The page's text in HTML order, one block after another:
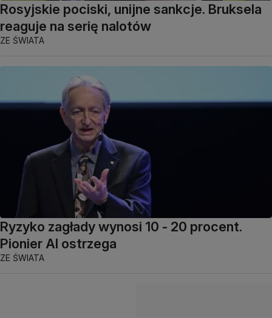
Rosyjskie pociski, unijne sankcje. Bruksela
reaguje na serię nalotów
ZE ŚWIATA
Ryzyko zagłady wynosi 10 - 20 procent.
Pionier AI ostrzega
ZE ŚWIATA